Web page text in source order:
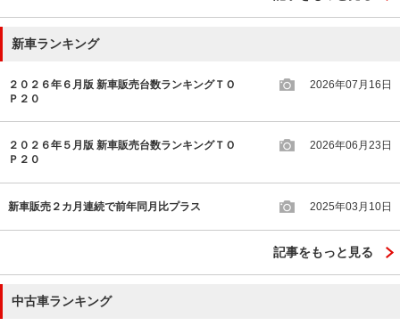
新車ランキング
２０２６年６月版 新車販売台数ランキングＴＯ
Ｐ２０
2026年07月16日
２０２６年５月版 新車販売台数ランキングＴＯ
Ｐ２０
2026年06月23日
新車販売２カ月連続で前年同月比プラス 2025年03月10日
記事をもっと見る
中古車ランキング